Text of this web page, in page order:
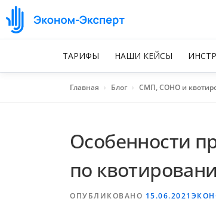
ТАРИФЫ НАШИ КЕЙСЫ
Главная › Блог › СМП, СОНО и
Особенности
по
ОПУБЛИКОВАНО 15.06.2021